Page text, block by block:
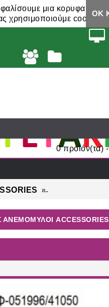
μια κορυφαία
χρησιμοποιούμε cookies.
ΟΚ
0 προϊόν(τα)
ACCESSORIES